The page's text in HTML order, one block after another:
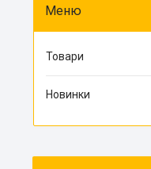
Товари
Новинки